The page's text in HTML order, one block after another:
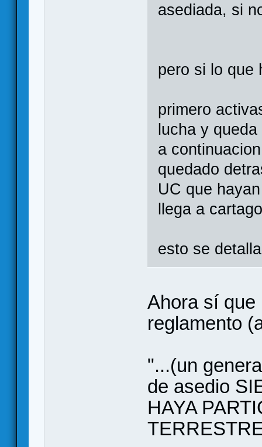
asediada, si
pero si lo que
primero
lucha y
a
quedado
UC que
llega a
esto se
Ahora sí que
reglamento
"...(un
de asedio
HAYA